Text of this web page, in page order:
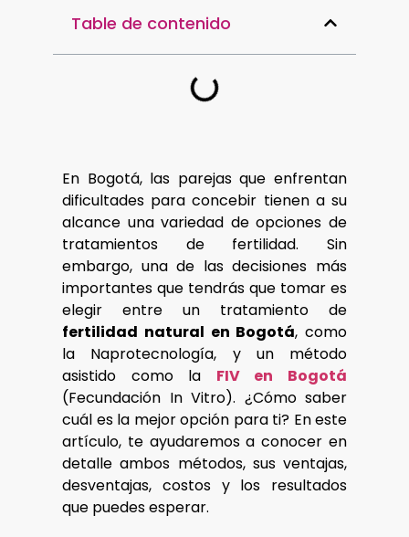
Table de contenido
En Bogotá, las parejas que enfrentan
dificultades para concebir tienen a su
alcance una variedad de opciones de
tratamientos de fertilidad. Sin
embargo, una de las decisiones más
importantes que tendrás que tomar es
elegir entre un tratamiento de
fertilidad natural en Bogotá, como
la Naprotecnología, y un método
asistido como la FIV en Bogotá
(Fecundación In Vitro). ¿Cómo saber
cuál es la mejor opción para ti? En este
artículo, te ayudaremos a conocer en
detalle ambos métodos, sus ventajas,
desventajas, costos y los resultados
que puedes esperar.